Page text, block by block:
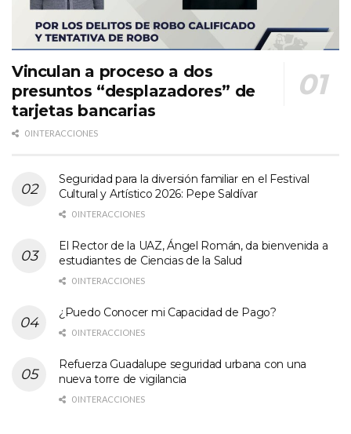
Vinculan a proceso a dos
presuntos “desplazadores” de
tarjetas bancarias
0 INTERACCIONES
Seguridad para la diversión familiar en el Festival
Cultural y Artístico 2026: Pepe Saldívar
0 INTERACCIONES
El Rector de la UAZ, Ángel Román, da bienvenida a
estudiantes de Ciencias de la Salud
0 INTERACCIONES
¿Puedo Conocer mi Capacidad de Pago?
0 INTERACCIONES
Refuerza Guadalupe seguridad urbana con una
nueva torre de vigilancia
0 INTERACCIONES